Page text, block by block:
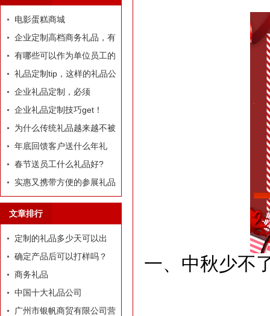
电影蛋糕商城
企业定制高档商务礼品，有
哪些推荐？
有哪些可以作为单位员工的
定制礼品？
礼品定制tip，这样的礼品公
司我才爱！
企业礼品定制，必须
有“里”、有“面”
企业礼品定制技巧get！
为什么传统礼品越来越不被
选择了
年底回馈客户送什么年礼
好?
春节送员工什么礼品好?
实惠又携带方便的参展礼品
文章排行
定制的礼品多少天可以出
货？
确定产品后可以打样吗？
商务礼品
中国十大礼品公司
广州市银帆商贸有限公司营
一、中秋少不